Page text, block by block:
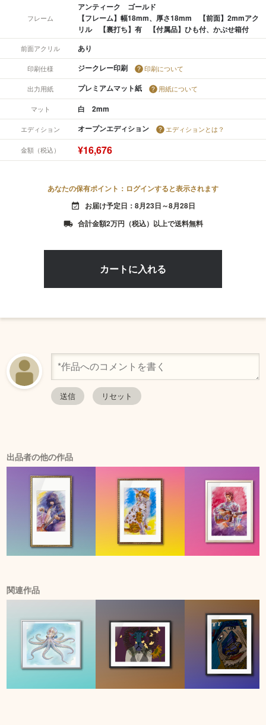
フレーム
アンティーク ゴールド
【フレーム】幅18mm、厚さ18mm 【前面】2mmアク
リル 【裏打ち】有 【付属品】ひも付、かぶせ箱付
前面アクリル あり
印刷仕様 ジークレー印刷 印刷について
出力用紙 プレミアムマット紙 用紙について
マット 白 2mm
エディション オープンエディション エディションとは？
金額（税込） ¥16,676
あなたの保有ポイント：ログインすると表示されます
event_available お届け予定日：8月23日～8月28日
local_shipping 合計金額2万円（税込）以上で送料無料
出品者の他の作品
関連作品